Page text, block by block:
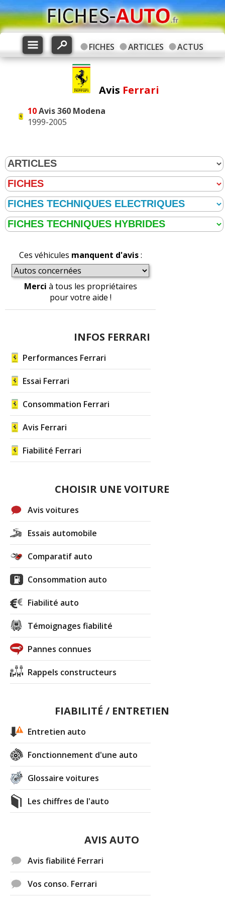
FICHES ARTICLES ACTUS
Avis Ferrari
10Avis360 Modena
1999-2005
Ces véhicules manquent d'avis:
Merci à tous les propriétaires
pour votre aide !
INFOS FERRARI
Performances Ferrari
Essai Ferrari
Consommation Ferrari
Avis Ferrari
Fiabilité Ferrari
CHOISIR UNE VOITURE
Avis voitures
Essais automobile
Comparatif auto
Consommation auto
Fiabilité auto
Témoignages fiabilité
Pannes connues
Rappels constructeurs
FIABILITÉ / ENTRETIEN
Entretien auto
Fonctionnement d'une auto
Glossaire voitures
Les chiffres de l'auto
AVIS AUTO
Avis fiabilité Ferrari
Vos conso. Ferrari